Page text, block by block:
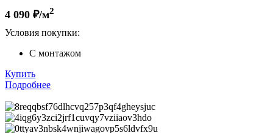
4 090 ₽/м2
Условия покупки:
С монтажом
Купить
Подробнее